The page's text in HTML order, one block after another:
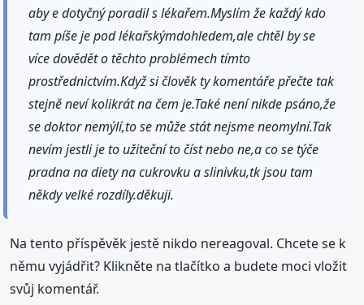
aby e dotyčný poradil s lékařem.Myslím že každý kdo
tam píše je pod lékařskýmdohledem,ale chtěl by se
více dovědět o těchto problémech tímto
prostřednictvím.Když si člověk ty komentáře přečte tak
stejně neví kolikrát na čem je.Také není nikde psáno,že
se doktor nemýlí,to se může stát nejsme neomylní.Tak
nevím jestli je to užiteční to číst nebo ne,a co se týče
pradna na diety na cukrovku a slinivku,tk jsou tam
někdy velké rozdíly.děkuji.
Na tento příspěvěk jestě nikdo nereagoval. Chcete se k
němu vyjádřit? Klikněte na tlačítko a budete moci vložit
svůj komentář.